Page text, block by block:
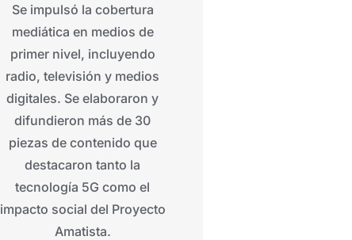
Se impulsó la cobertura
mediática en medios de
primer nivel, incluyendo
radio, televisión y medios
digitales. Se elaboraron y
difundieron más de 30
piezas de contenido que
destacaron tanto la
tecnología 5G como el
impacto social del Proyecto
Amatista.